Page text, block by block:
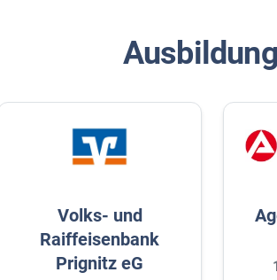
Volks- und
Raiffeisenbank
Prignitz eG